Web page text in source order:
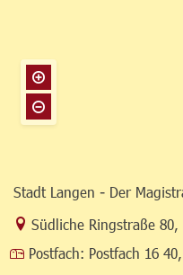
Stadt Langen - Der
Link zur Google-Maps
Südliche Ringstraße 80,
Postfach: Postfach 16